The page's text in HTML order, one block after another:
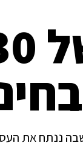
פגישת
שיחת אסטרטגיה מותאמת אישית (בשווי 800